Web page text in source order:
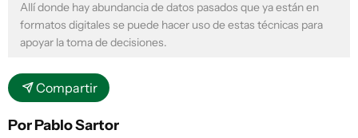
Allí donde hay abundancia de datos pasados que ya están en
formatos digitales se puede hacer uso de estas técnicas para
apoyar la toma de decisiones.
Compartir
Por Pablo Sartor